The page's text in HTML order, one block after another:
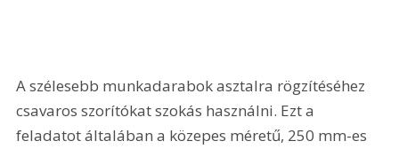
A szélesebb munkadarabok asztalra rögzítéséhez
csavaros szorítókat szokás használni. Ezt a
feladatot általában a közepes méretű, 250 mm-es